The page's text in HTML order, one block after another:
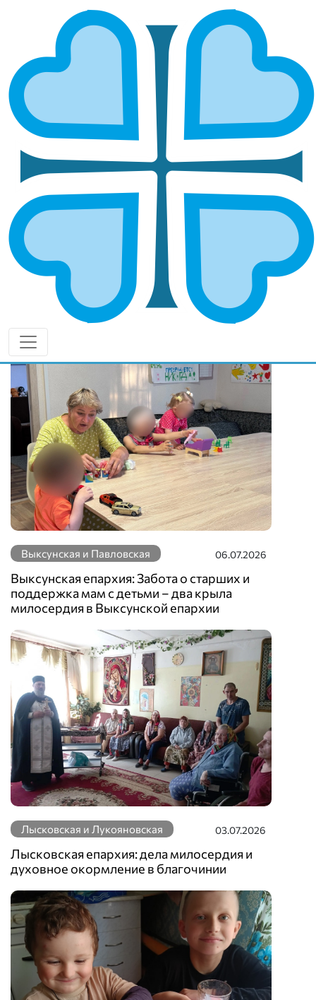
НИЖЕГОРОДСКАЯ
ГЛАВНАЯ МИТРОПОЛИИ НИЖЕГОРОДСКАЯ
Выксунская и
Городецкая и
Лысковская и
Лукояновская
Нижегородская и
Арзамасская
Еще новости по теме
Выксунская и Павловская 06.07.2026
Выксунская епархия: Забота о старших и
поддержка мам с детьми – два крыла
милосердия в Выксунской епархии
Лысковская и Лукояновская 03.07.2026
Лысковская епархия: дела милосердия и
духовное окормление в благочинии